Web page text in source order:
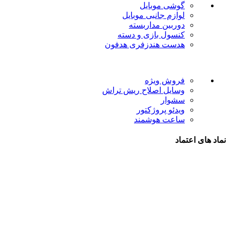
گوشی موبایل
لوازم جانبی موبایل
دوربین مداربسته
کنسول بازی و دسته
هدست هندزفری هدفون
فروش ویژه
وسایل اصلاح ریش تراش
سشوار
ویدئو پروژکتور
ساعت هوشمند
نماد های اعتماد